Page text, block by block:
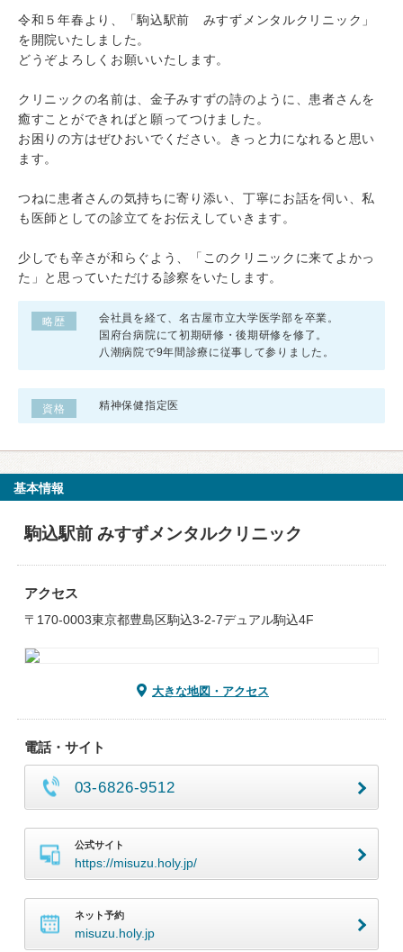
令和５年春より、「駒込駅前 みすずメンタルクリニック」
を開院いたしました。
どうぞよろしくお願いいたします。
クリニックの名前は、金子みすずの詩のように、患者さんを
癒すことができればと願ってつけました。
お困りの方はぜひおいでください。きっと力になれると思い
ます。
つねに患者さんの気持ちに寄り添い、丁寧にお話を伺い、私
も医師としての診立てをお伝えしていきます。
少しでも辛さが和らぐよう、「このクリニックに来てよかっ
た」と思っていただける診察をいたします。
略歴
会社員を経て、名古屋市立大学医学部を卒業。
国府台病院にて初期研修・後期研修を修了。
八潮病院で9年間診療に従事して参りました。
資格 精神保健指定医
基本情報
駒込駅前 みすずメンタルクリニック
アクセス
〒170-0003東京都豊島区駒込3‐2‐7デュアル駒込4F
大きな地図・アクセス
電話・サイト
03-6826-9512
公式サイト
https://misuzu.holy.jp/
ネット予約
misuzu.holy.jp